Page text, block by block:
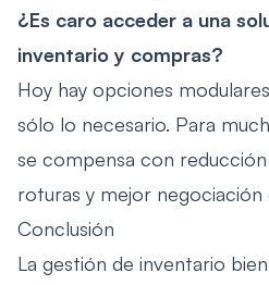
¿Es caro acceder a una
inventario y compras?
Hoy hay opciones
sólo lo necesario. Para
se compensa con
roturas y mejor
Conclusión
La gestión de inventario